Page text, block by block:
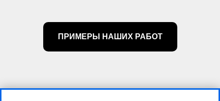
ПРИМЕРЫ НАШИХ РАБОТ